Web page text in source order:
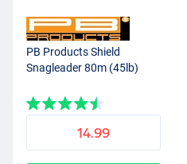
PB Products Shield
Snagleader 80m (45lb)
14.99